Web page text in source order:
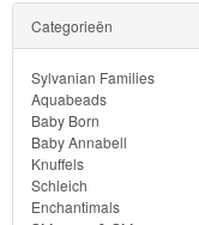
Monster
High
My
Little
Pony
Categorieën
Sylvanian Families
Aquabeads
Baby Born
Baby Annabell
Knuffels
Schleich
Enchantimals